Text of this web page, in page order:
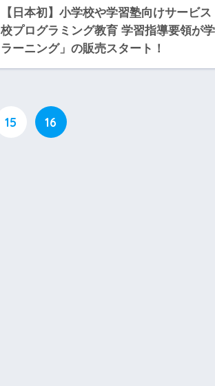
【日本初】小学校や学習塾向けサービ
校プログラミング教育 学習指導要領が
ラーニング」の販売スタート！
15 16